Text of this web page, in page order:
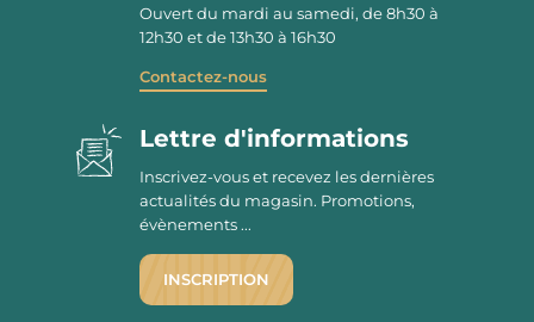
Ouvert du mardi au samedi, de 8h30 à
12h30 et de 13h30 à 16h30
Contactez-nous
Lettre d'informations
Inscrivez-vous et recevez les dernières
actualités du magasin. Promotions,
évènements ...
INSCRIPTION